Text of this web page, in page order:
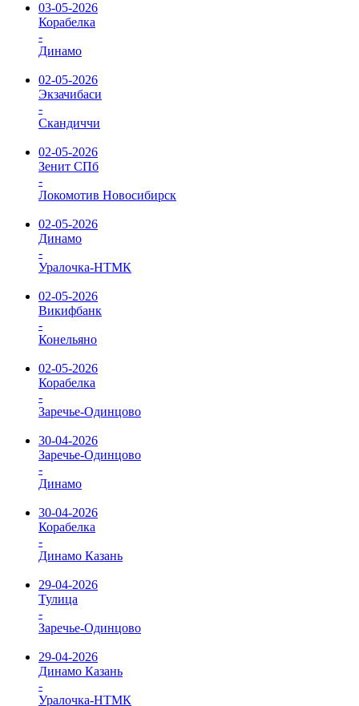
03-05-2026
Корабелка
-
Динамо
02-05-2026
Экзачибаси
-
Скандиччи
02-05-2026
Зенит СПб
-
Локомотив Новосибирск
02-05-2026
Динамо
-
Уралочка-НТМК
02-05-2026
Викифбанк
-
Конельяно
02-05-2026
Корабелка
-
Заречье-Одинцово
30-04-2026
Заречье-Одинцово
-
Динамо
30-04-2026
Корабелка
-
Динамо Казань
29-04-2026
Тулица
-
Заречье-Одинцово
29-04-2026
Динамо Казань
-
Уралочка-НТМК